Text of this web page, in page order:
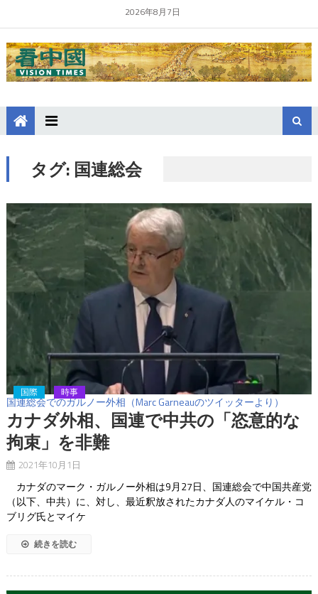
2026年8月7日
タグ: 国連総会
国連総会でのガルノー外相（Marc Garneauのツイッターより）
国際 時事
カナダ外相、国連で中共の「恣意的な
拘束」を非難
2021年10月1日
カナダのマーク・ガルノー外相は9月27日、国連総会で中国共産党
（以下、中共）に、対し、最近釈放されたカナダ人のマイケル・コ
ブリグ氏とマイケ
続きを読む